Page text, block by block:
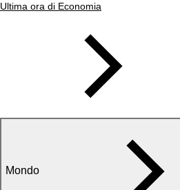
Ultima ora di Economia
Mondo